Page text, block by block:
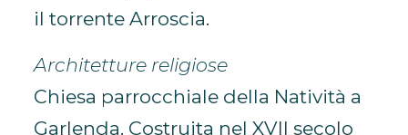
il torrente Arroscia.
Architetture religiose
Chiesa parrocchiale della Natività a
Garlenda. Costruita nel XVII secolo